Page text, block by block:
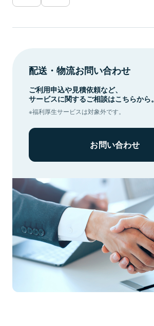
配送・物流お問い合わせ
ご利用申込や見積依頼など、
サービスに関するご相談はこちらから。
※福利厚生サービスは対象外です。
お問い合わせ